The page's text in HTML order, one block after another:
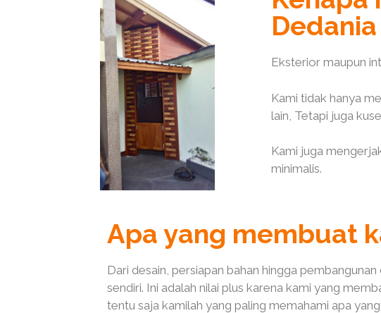
Eksterior maupun
Kami tidak hanya
lain, Tetapi juga
Kami juga
minimalis.
Apa yang membuat
Dari desain, persiapan bahan hingga
sendiri. Ini adalah nilai plus karena kami yang
tentu saja kamilah yang paling memahami apa